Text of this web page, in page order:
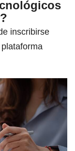
inscribirse